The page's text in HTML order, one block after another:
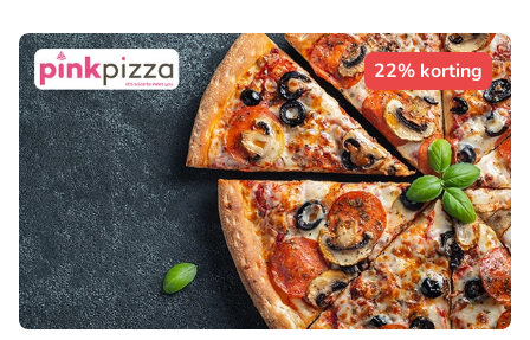
22% korting